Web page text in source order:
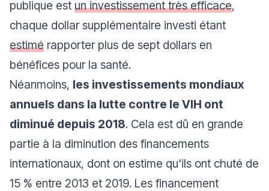
publique est un investissement très efficace,
chaque dollar supplémentaire investi étant
estimé rapporter plus de sept dollars en
bénéfices pour la santé.
Néanmoins, les investissements mondiaux
annuels dans la lutte contre le VIH ont
diminué depuis 2018. Cela est dû en grande
partie à la diminution des financements
internationaux, dont on estime qu'ils ont chuté de
15 % entre 2013 et 2019. Les financement